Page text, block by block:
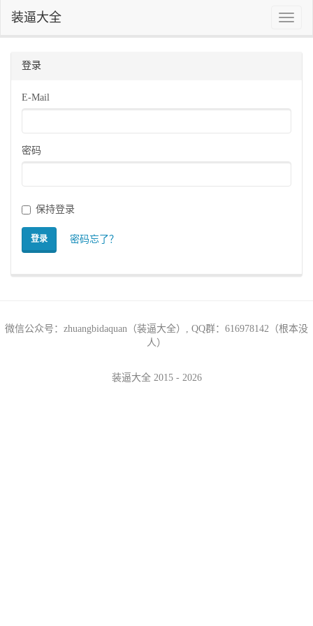
Toggle
装逼大全
登录
E-Mail
密码
保持登录
登录 密码忘了？
微信公众号：zhuangbidaquan（装逼大全）, QQ群：616978142（根本没
人）
装逼大全 2015 - 2026